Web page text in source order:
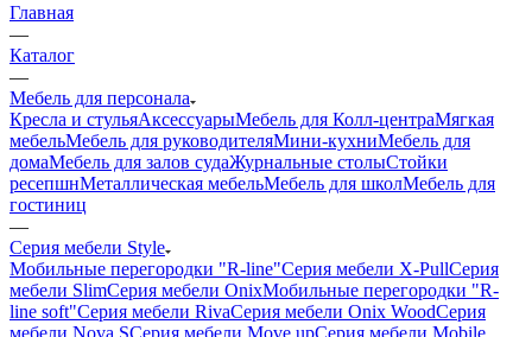
Главная
—
Каталог
—
Мебель для персонала
Кресла и стульяАксессуарыМебель для Колл-центраМягкая
мебельМебель для руководителяМини-кухниМебель для
домаМебель для залов судаЖурнальные столыСтойки
ресепшнМеталлическая мебельМебель для школМебель для
гостиниц
—
Серия мебели Style
Мобильные перегородки "R-line"Серия мебели X-PullСерия
мебели SlimСерия мебели OnixМобильные перегородки "R-
line soft"Серия мебели RivaСерия мебели Onix WoodСерия
мебели Nova SСерия мебели Move upСерия мебели Mobile